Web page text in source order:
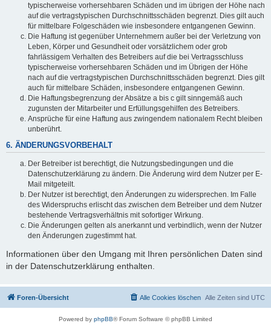
typischerweise vorhersehbaren Schäden und im übrigen der Höhe nach
auf die vertragstypischen Durchschnittsschäden begrenzt. Dies gilt auch
für mittelbare Folgeschäden wie insbesondere entgangenen Gewinn.
Die Haftung ist gegenüber Unternehmern außer bei der Verletzung von
Leben, Körper und Gesundheit oder vorsätzlichem oder grob
fahrlässigem Verhalten des Betreibers auf die bei Vertragsschluss
typischerweise vorhersehbaren Schäden und im Übrigen der Höhe
nach auf die vertragstypischen Durchschnittsschäden begrenzt. Dies gilt
auch für mittelbare Schäden, insbesondere entgangenen Gewinn.
Die Haftungsbegrenzung der Absätze a bis c gilt sinngemäß auch
zugunsten der Mitarbeiter und Erfüllungsgehilfen des Betreibers.
Ansprüche für eine Haftung aus zwingendem nationalem Recht bleiben
unberührt.
6. ÄNDERUNGSVORBEHALT
Der Betreiber ist berechtigt, die Nutzungsbedingungen und die
Datenschutzerklärung zu ändern. Die Änderung wird dem Nutzer per E-
Mail mitgeteilt.
Der Nutzer ist berechtigt, den Änderungen zu widersprechen. Im Falle
des Widerspruchs erlischt das zwischen dem Betreiber und dem Nutzer
bestehende Vertragsverhältnis mit sofortiger Wirkung.
Die Änderungen gelten als anerkannt und verbindlich, wenn der Nutzer
den Änderungen zugestimmt hat.
Informationen über den Umgang mit Ihren persönlichen Daten sind
in der Datenschutzerklärung enthalten.
Foren-Übersicht Alle Zeiten sind UTC
Alle Cookies löschen
Powered by phpBB® Forum Software © phpBB Limited